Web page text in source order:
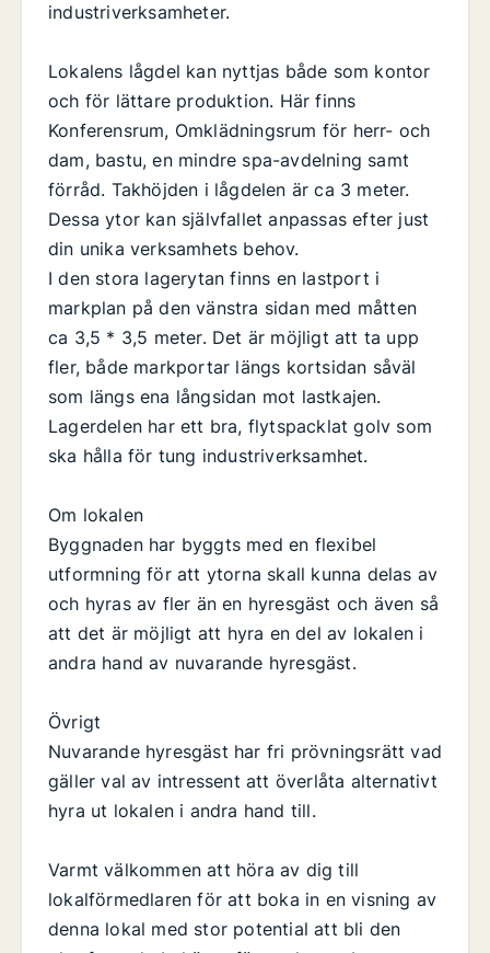
industriverksamheter.
Lokalens lågdel kan nyttjas både som kontor
och för lättare produktion. Här finns
Konferensrum, Omklädningsrum för herr- och
dam, bastu, en mindre spa-avdelning samt
förråd. Takhöjden i lågdelen är ca 3 meter.
Dessa ytor kan självfallet anpassas efter just
din unika verksamhets behov.
I den stora lagerytan finns en lastport i
markplan på den vänstra sidan med måtten
ca 3,5 * 3,5 meter. Det är möjligt att ta upp
fler, både markportar längs kortsidan såväl
som längs ena långsidan mot lastkajen.
Lagerdelen har ett bra, flytspacklat golv som
ska hålla för tung industriverksamhet.
Om lokalen
Byggnaden har byggts med en flexibel
utformning för att ytorna skall kunna delas av
och hyras av fler än en hyresgäst och även så
att det är möjligt att hyra en del av lokalen i
andra hand av nuvarande hyresgäst.
Övrigt
Nuvarande hyresgäst har fri prövningsrätt vad
gäller val av intressent att överlåta alternativt
hyra ut lokalen i andra hand till.
Varmt välkommen att höra av dig till
lokalförmedlaren för att boka in en visning av
denna lokal med stor potential att bli den